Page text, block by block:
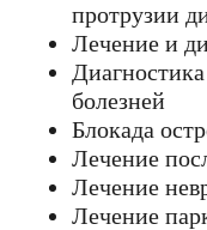
протрузии
Лечение и
болезней
Блокада
Лечение
Лечение
Лечение